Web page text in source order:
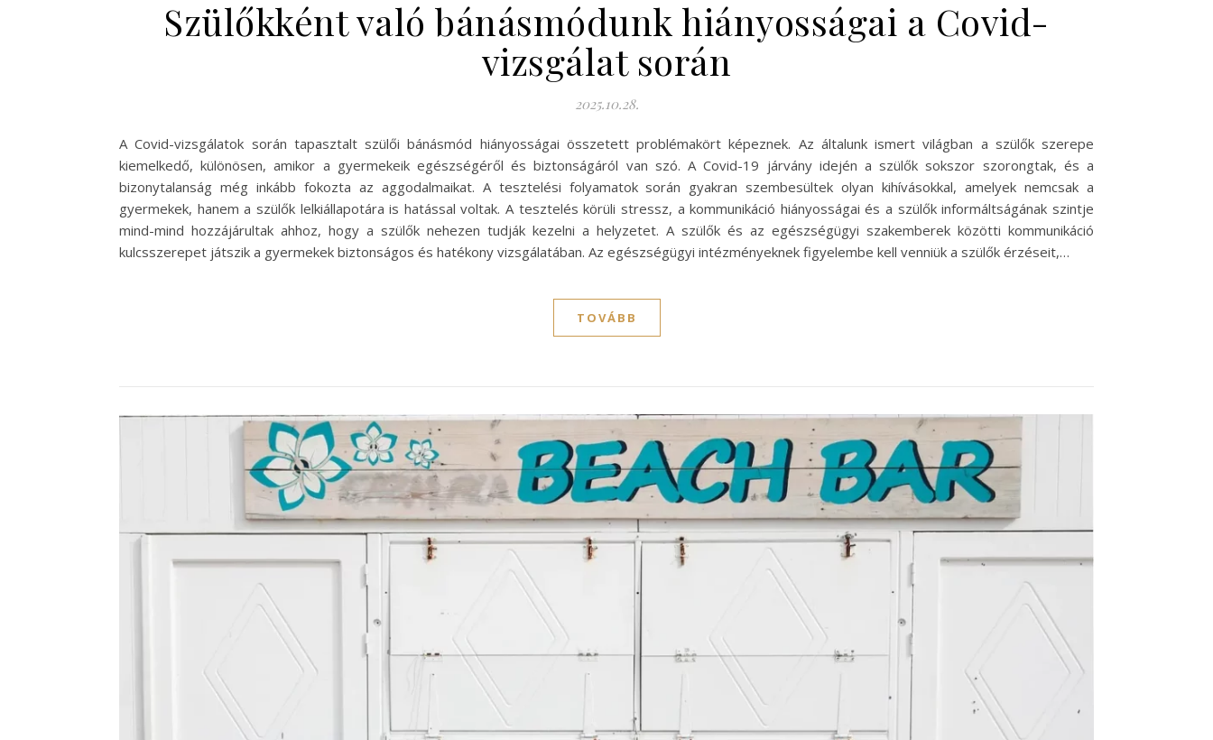
Szülőkként való bánásmódunk hiányosságai a Covid-
vizsgálat során
2025.10.28.
A Covid-vizsgálatok során tapasztalt szülői bánásmód hiányosságai összetett problémakört képeznek. Az általunk ismert világban a szülők szerepe
kiemelkedő, különösen, amikor a gyermekeik egészségéről és biztonságáról van szó. A Covid-19 járvány idején a szülők sokszor szorongtak, és a
bizonytalanság még inkább fokozta az aggodalmaikat. A tesztelési folyamatok során gyakran szembesültek olyan kihívásokkal, amelyek nemcsak a
gyermekek, hanem a szülők lelkiállapotára is hatással voltak. A tesztelés körüli stressz, a kommunikáció hiányosságai és a szülők informáltságának szintje
mind-mind hozzájárultak ahhoz, hogy a szülők nehezen tudják kezelni a helyzetet. A szülők és az egészségügyi szakemberek közötti kommunikáció
kulcsszerepet játszik a gyermekek biztonságos és hatékony vizsgálatában. Az egészségügyi intézményeknek figyelembe kell venniük a szülők érzéseit,…
TOVÁBB